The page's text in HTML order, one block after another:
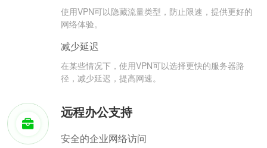
使用VPN可以隐藏流量类型，防止限速，提供更好的
网络体验。
减少延迟
在某些情况下，使用VPN可以选择更快的服务器路
径，减少延迟，提高网速。
远程办公支持
安全的企业网络访问